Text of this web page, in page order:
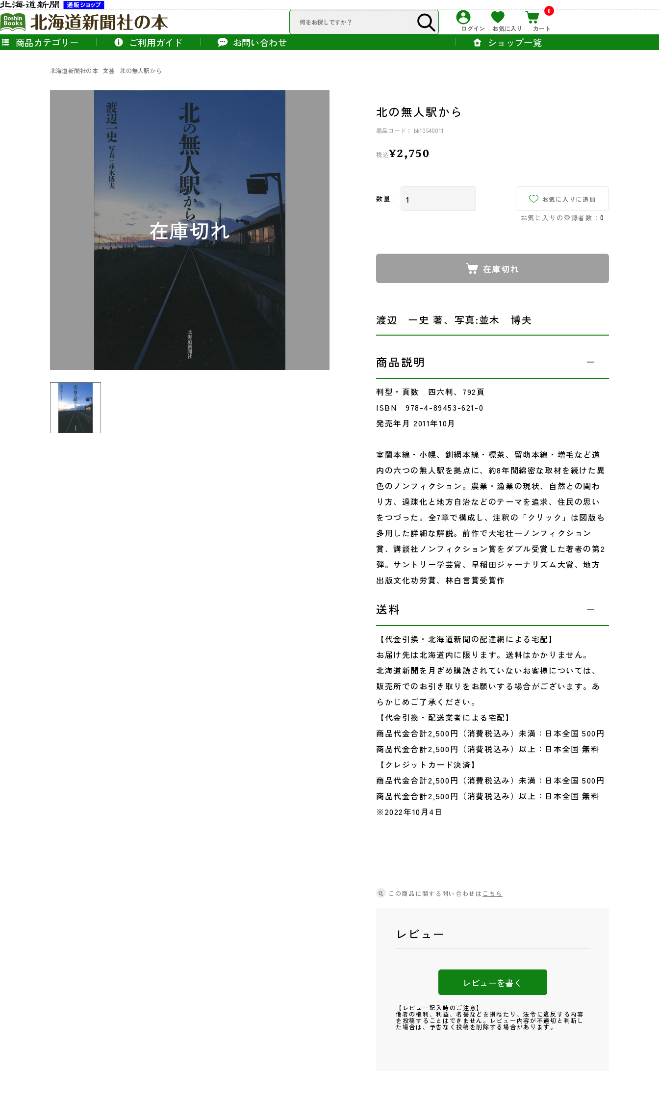
ログイン お気に入り
0
カート
商品カテゴリー ショップ一覧
ご利用ガイド お問い合わせ
北海道新聞社の本 文芸 北の無人駅から
北の無人駅から
商品コード： bk10540011
税込¥2,750
数量 : お気に入りに追加
お気に入りの登録者数： 0
在庫切れ
渡辺 一史 著、写真:並木 博夫
商品説明
判型・頁数 四六判、792頁
ISBN 978-4-89453-621-0
発売年月 2011年10月
室蘭本線・小幌、釧網本線・標茶、留萌本線・増毛など道
内の六つの無人駅を拠点に、約8年間綿密な取材を続けた異
色のノンフィクション。農業・漁業の現状、自然との関わ
り方、過疎化と地方自治などのテーマを追求、住民の思い
をつづった。全7章で構成し、注釈の「クリック」は図版も
多用した詳細な解説。前作で大宅壮一ノンフィクション
賞、講談社ノンフィクション賞をダブル受賞した著者の第2
弾。サントリー学芸賞、早稲田ジャーナリズム大賞、地方
出版文化功労賞、林白言賞受賞作
送料
【代金引換・北海道新聞の配達網による宅配】
お届け先は北海道内に限ります。送料はかかりません。
北海道新聞を月ぎめ購読されていないお客様については、
販売所でのお引き取りをお願いする場合がございます。あ
らかじめご了承ください。
【代金引換・配送業者による宅配】
商品代金合計2,500円（消費税込み）未満：日本全国 500円
商品代金合計2,500円（消費税込み）以上：日本全国 無料
【クレジットカード決済】
商品代金合計2,500円（消費税込み）未満：日本全国 500円
商品代金合計2,500円（消費税込み）以上：日本全国 無料
※2022年10月4日
Q この商品に関する問い合わせは こちら
レビュー
レビューを書く
【レビュー記入時のご注意】
他者の権利、利益、名誉などを損ねたり、法令に違反する内容
を投稿することはできません。レビュー内容が不適切と判断し
た場合は、予告なく投稿を削除する場合があります。